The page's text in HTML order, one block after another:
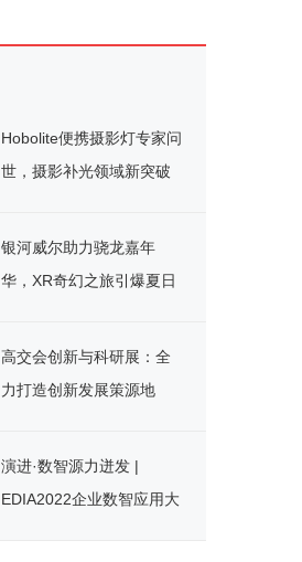
Hobolite便携摄影灯专家问
世，摄影补光领域新突破
银河威尔助力骁龙嘉年
华，XR奇幻之旅引爆夏日
高交会创新与科研展：全
力打造创新发展策源地
演进·数智源力迸发 |
EDIA2022企业数智应用大